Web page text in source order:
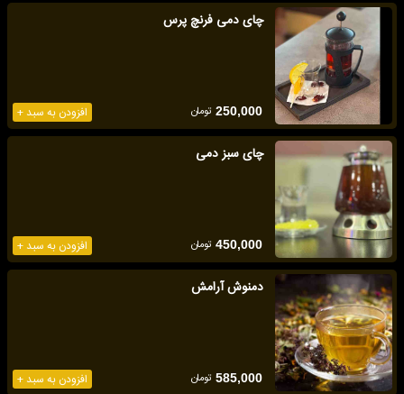
چای دمی فرنچ پرس
افزودن به سبد + 250,000 تومان
چای سبز دمی
افزودن به سبد + 450,000 تومان
دمنوش آرامش
افزودن به سبد + 585,000 تومان